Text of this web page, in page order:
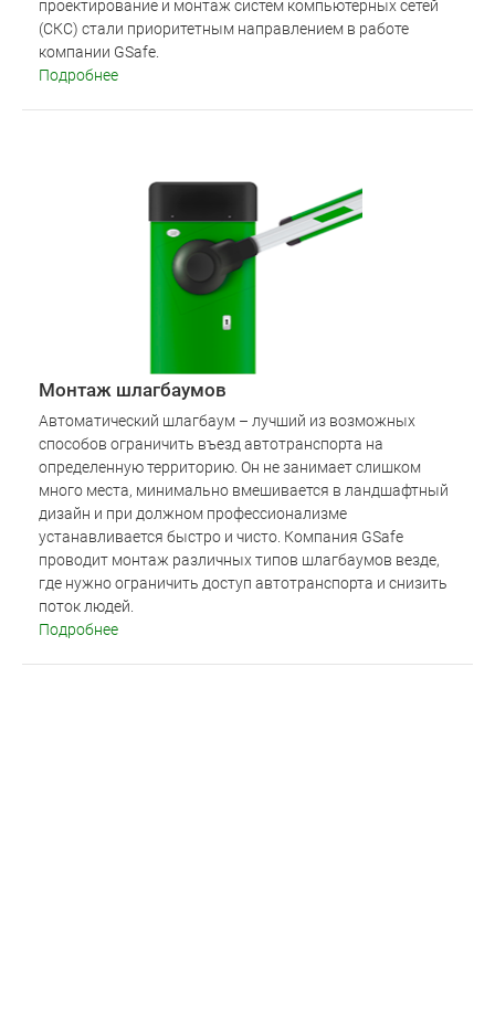
проектирование и монтаж систем компьютерных сетей
(СКС) стали приоритетным направлением в работе
компании GSafe.
Подробнее
Монтаж шлагбаумов
Автоматический шлагбаум – лучший из возможных
способов ограничить въезд автотранспорта на
определенную территорию. Он не занимает слишком
много места, минимально вмешивается в ландшафтный
дизайн и при должном профессионализме
устанавливается быстро и чисто. Компания GSafe
проводит монтаж различных типов шлагбаумов везде,
где нужно ограничить доступ автотранспорта и снизить
поток людей.
Подробнее